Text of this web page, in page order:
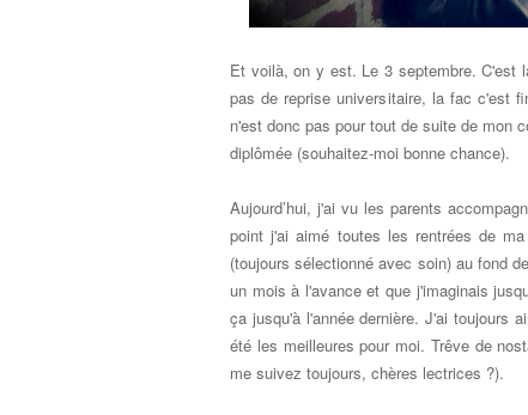
Et voilà, on y est. Le 3 septembre. C'est
pas de reprise universitaire, la fac c'est
n'est donc pas pour tout de suite de mon
diplômée (souhaitez-moi bonne chance).
Aujourd’hui, j'ai vu les parents
point j'ai aimé toutes les rentrées de
(toujours sélectionné avec soin) au fond
un mois à l'avance et que j'imaginais
ça jusqu'à l'année dernière. J'ai toujours
été les meilleures pour moi. Trêve de
me suivez toujours, chères lectrices ?).